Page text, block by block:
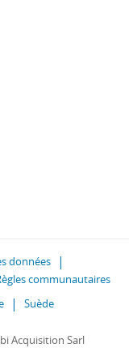
données
communautaires
Suède
Acquisition Sarl